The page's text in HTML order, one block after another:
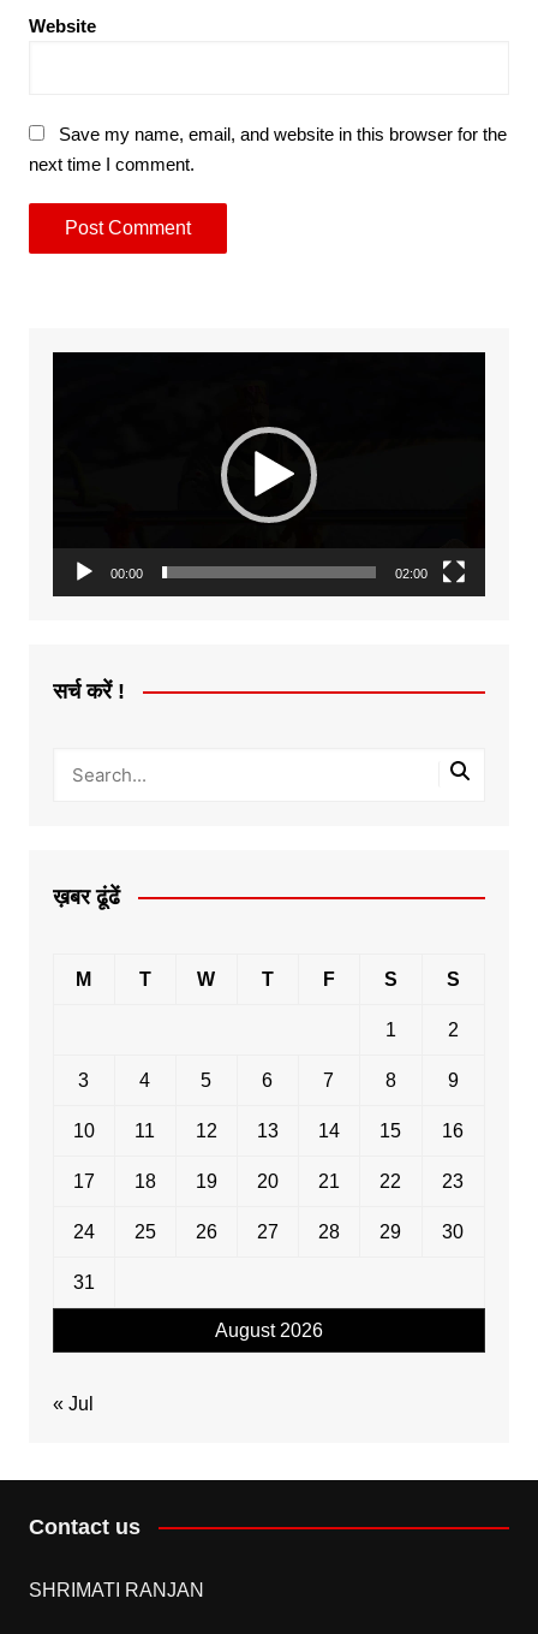
Website
Save my name, email, and website in this browser for the
next time I comment.
00:00 02:00
सर्च करें !
ख़बर ढूंढें
August 2026
M T W T F S S
1 2
3 4 5 6 7 8 9
10 11 12 13 14 15 16
17 18 19 20 21 22 23
24 25 26 27 28 29 30
31
« Jul
Contact us
SHRIMATI RANJAN